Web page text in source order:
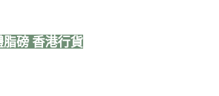
磅 香港行貨